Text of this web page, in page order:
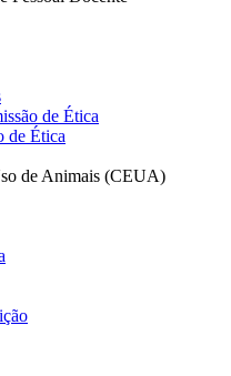
de Ética
de Ética
de Animais (CEUA)